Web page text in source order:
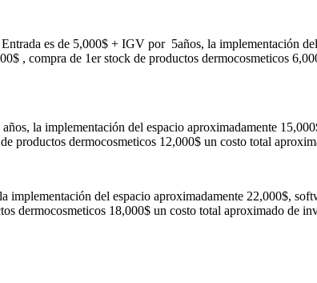
es de 5,000$ + IGV por 5años, la implementación
, compra de 1er stock de productos dermocosmeticos
la implementación del espacio aproximadamente
productos dermocosmeticos 12,000$ un costo total
del espacio aproximadamente 22,000$,
dermocosmeticos 18,000$ un costo total aproximado de